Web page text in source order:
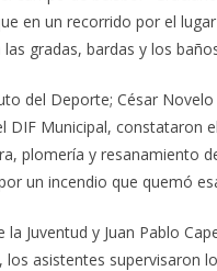
en un recorrido por el
gradas, bardas y los
del Deporte; César
DIF Municipal, constataron
plomería y resanamiento
un incendio que quemó
Juventud y Juan Pablo
los asistentes supervisaron